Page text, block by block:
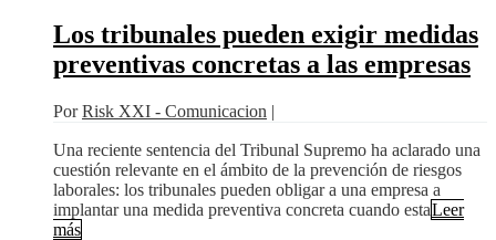
Los tribunales pueden exigir medidas
preventivas concretas a las empresas
PorRisk XXI - Comunicacion |
Una reciente sentencia del Tribunal Supremo ha aclarado una
cuestión relevante en el ámbito de la prevención de riesgos
laborales: los tribunales pueden obligar a una empresa a
implantar una medida preventiva concreta cuando estaLeer
más